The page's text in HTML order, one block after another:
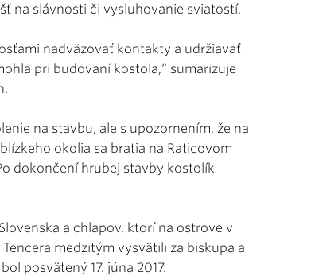
na slávnosti či vysluhovanie sviatostí.
nadväzovať kontakty a udržiavať
pri budovaní kostola,“ sumarizuje
na stavbu, ale s upozornením, že na
okolia sa bratia na Raticovom
dokončení hrubej stavby kostolík
a chlapov, ktorí na ostrove v
medzitým vysvätili za biskupa a
posvätený 17. júna 2017.